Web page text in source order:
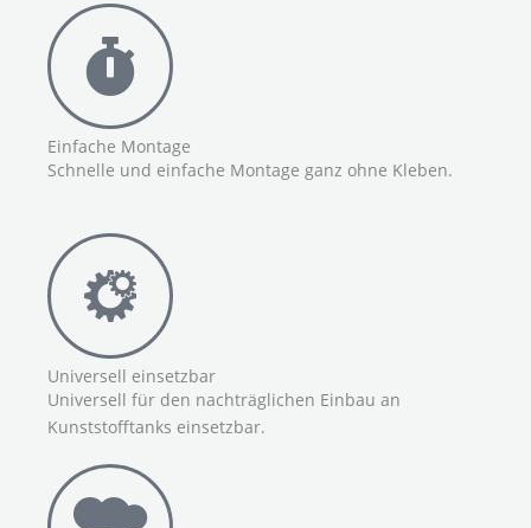
Einfache Montage
Schnelle und einfache Montage ganz ohne Kleben.
Universell einsetzbar
Universell für den nachträglichen Einbau an
Kunststofftanks einsetzbar.